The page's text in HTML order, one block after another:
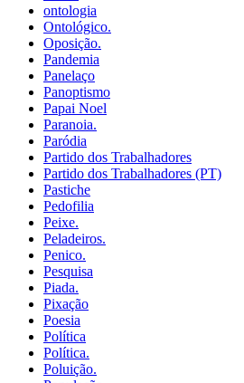
ontologia
Ontológico.
Oposição.
Pandemia
Panelaço
Panoptismo
Papai Noel
Paranoia.
Paródia
Partido dos Trabalhadores
Partido dos Trabalhadores (PT)
Pastiche
Pedofilia
Peixe.
Peladeiros.
Penico.
Pesquisa
Piada.
Pixação
Poesia
Política
Política.
Poluição.